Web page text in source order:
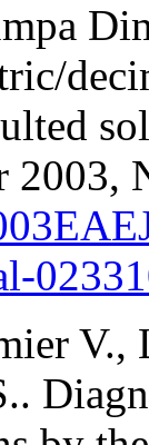
2003,
V.,
.